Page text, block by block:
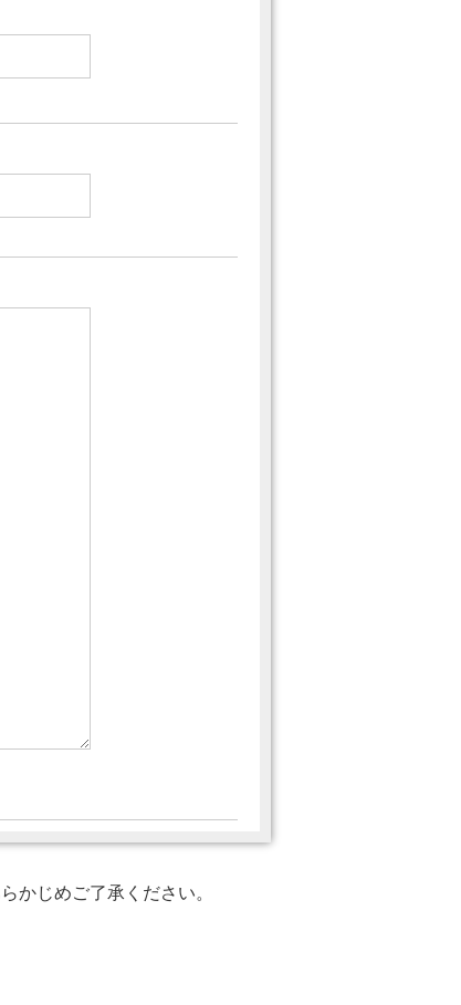
かじめご了承ください。